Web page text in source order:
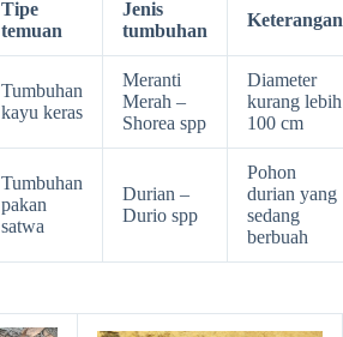
Tipe
temuan
Jenis
tumbuhan
Keterangan
Tumbuhan
kayu keras
Meranti
Merah –
Shorea spp
Diameter
kurang lebih
100 cm
Tumbuhan
pakan
satwa
Durian –
Durio spp
Pohon
durian yang
sedang
berbuah